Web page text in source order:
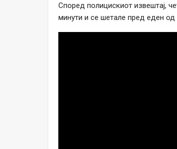
Според полицискиот извештај,
минути и се шетале пред еден од